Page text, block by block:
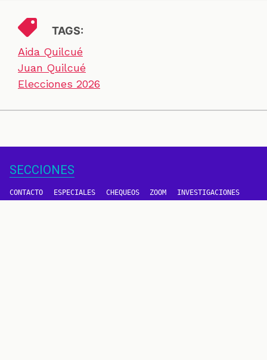
TAGS:
Aida Quilcué
Juan Quilcué
Elecciones 2026
SECCIONES
CONTACTO ESPECIALES CHEQUEOS ZOOM INVESTIGACIONES